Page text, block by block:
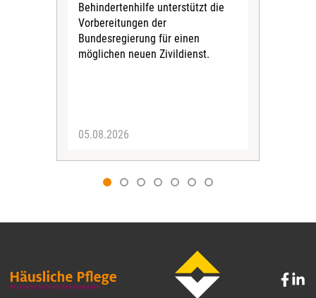
Behindertenhilfe unterstützt die
Vorbereitungen der
Bundesregierung für einen
möglichen neuen Zivildienst.
05.08.2026